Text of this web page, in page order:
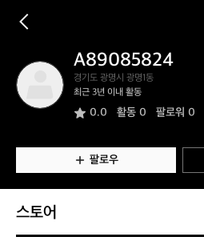
A
8
9
5
2
4
A89085824
경기도 광명시 광명1동
최근 3년 이내 활동
0.0 활동 0 팔로워 0
팔로우
스토어